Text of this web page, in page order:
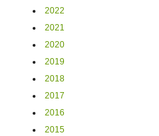
2022
2021
2020
2019
2018
2017
2016
2015